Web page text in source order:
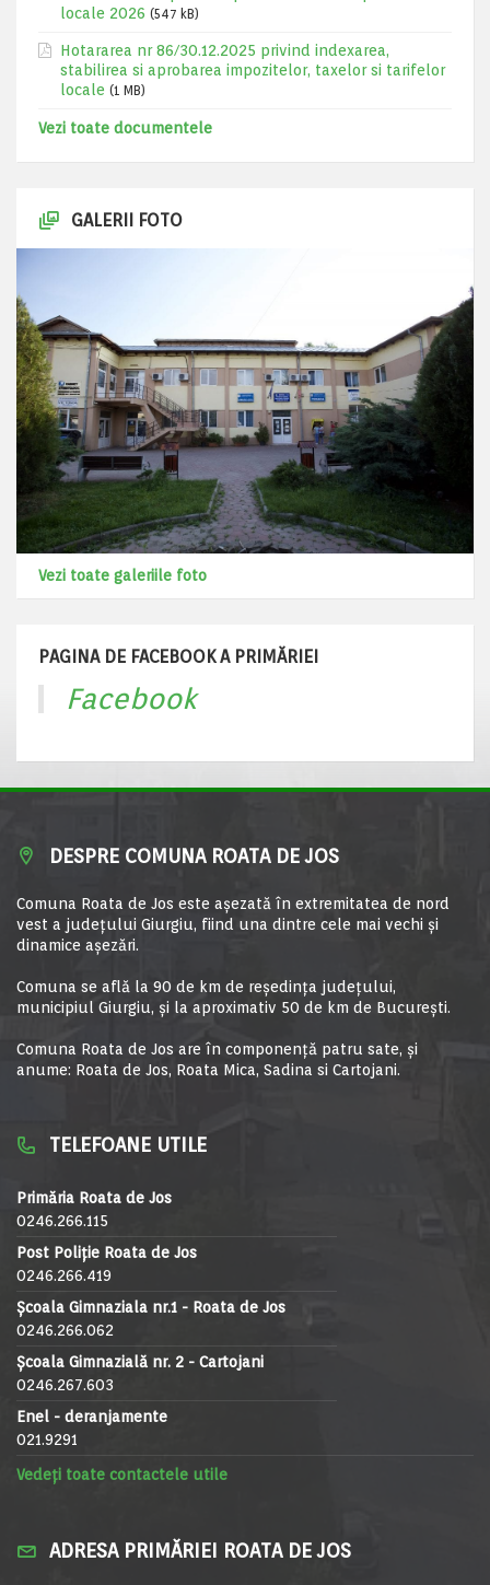
locale 2026 (547 kB)
Hotararea nr 86/30.12.2025 privind indexarea,
stabilirea si aprobarea impozitelor, taxelor si tarifelor
locale (1 MB)
Vezi toate documentele
GALERII FOTO
Vezi toate galeriile foto
PAGINA DE FACEBOOK A PRIMĂRIEI
Facebook
DESPRE COMUNA ROATA DE JOS
Comuna Roata de Jos este aşezată în extremitatea de nord
vest a judeţului Giurgiu, fiind una dintre cele mai vechi şi
dinamice aşezări.
Comuna se află la 90 de km de reşedinţa judeţului,
municipiul Giurgiu, şi la aproximativ 50 de km de Bucureşti.
Comuna Roata de Jos are în componență patru sate, și
anume: Roata de Jos, Roata Mica, Sadina si Cartojani.
TELEFOANE UTILE
Primăria Roata de Jos
0246.266.115
Post Poliție Roata de Jos
0246.266.419
Școala Gimnaziala nr.1 - Roata de Jos
0246.266.062
Școala Gimnazială nr. 2 - Cartojani
0246.267.603
Enel - deranjamente
021.9291
Vedeți toate contactele utile
ADRESA PRIMĂRIEI ROATA DE JOS